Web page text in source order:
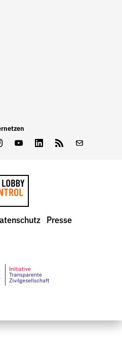
Instagram
YoutubeLinkedInFeed
Presse